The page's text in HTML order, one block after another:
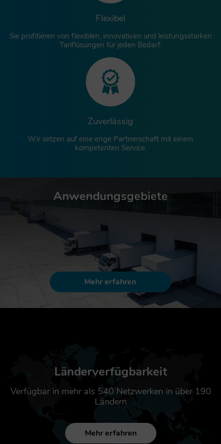
Flexibel
Sie profitieren von flexiblen, innovativen und leistungsstarken
Tariflösungen für jeden Bedarf.
Zuverlässig
Wir setzen auf eine enge Partnerschaft mit einem
kompetenten Service.
Anwendungsgebiete
Mehr erfahren
Länderverfügbarkeit
Verfügbar in mehr als 540 Netzwerken in über 190
Ländern
Mehr erfahren